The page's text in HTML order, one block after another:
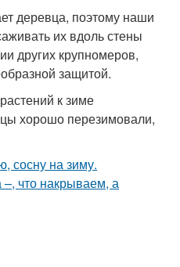
деревца, поэтому наши
их вдоль стены
других крупномеров,
защитой.
к зиме
хорошо перезимовали,